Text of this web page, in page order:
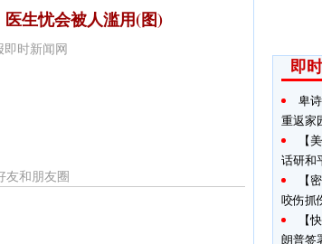
医生忧会被人滥用(图)
时新闻网
友和朋友圈
即
卑
重返家
【
话研和
【
咬伤抓
【
朗普签